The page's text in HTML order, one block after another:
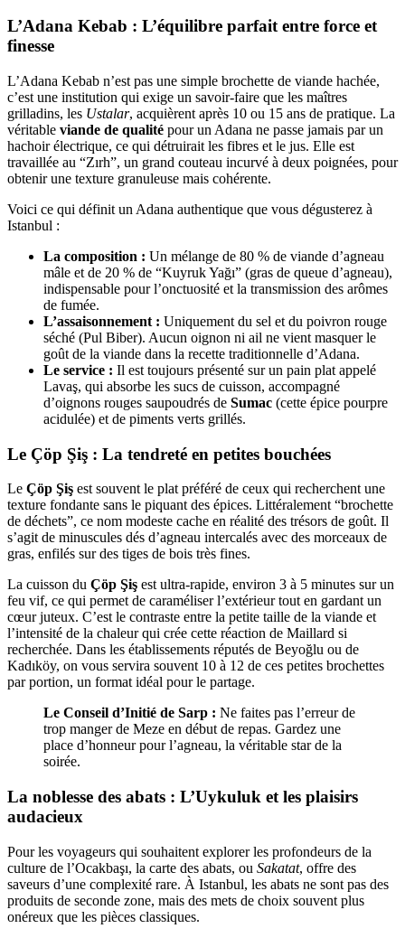
L’Adana Kebab : L’équilibre parfait entre force et
finesse
L’Adana Kebab n’est pas une simple brochette de viande hachée,
c’est une institution qui exige un savoir-faire que les maîtres
grilladins, les Ustalar, acquièrent après 10 ou 15 ans de pratique. La
véritable viande de qualité pour un Adana ne passe jamais par un
hachoir électrique, ce qui détruirait les fibres et le jus. Elle est
travaillée au “Zırh”, un grand couteau incurvé à deux poignées, pour
obtenir une texture granuleuse mais cohérente.
Voici ce qui définit un Adana authentique que vous dégusterez à
Istanbul :
La composition : Un mélange de 80 % de viande d’agneau
mâle et de 20 % de “Kuyruk Yağı” (gras de queue d’agneau),
indispensable pour l’onctuosité et la transmission des arômes
de fumée.
L’assaisonnement : Uniquement du sel et du poivron rouge
séché (Pul Biber). Aucun oignon ni ail ne vient masquer le
goût de la viande dans la recette traditionnelle d’Adana.
Le service : Il est toujours présenté sur un pain plat appelé
Lavaş, qui absorbe les sucs de cuisson, accompagné
d’oignons rouges saupoudrés de Sumac (cette épice pourpre
acidulée) et de piments verts grillés.
Le Çöp Şiş : La tendreté en petites bouchées
Le Çöp Şiş est souvent le plat préféré de ceux qui recherchent une
texture fondante sans le piquant des épices. Littéralement “brochette
de déchets”, ce nom modeste cache en réalité des trésors de goût. Il
s’agit de minuscules dés d’agneau intercalés avec des morceaux de
gras, enfilés sur des tiges de bois très fines.
La cuisson du Çöp Şiş est ultra-rapide, environ 3 à 5 minutes sur un
feu vif, ce qui permet de caraméliser l’extérieur tout en gardant un
cœur juteux. C’est le contraste entre la petite taille de la viande et
l’intensité de la chaleur qui crée cette réaction de Maillard si
recherchée. Dans les établissements réputés de Beyoğlu ou de
Kadıköy, on vous servira souvent 10 à 12 de ces petites brochettes
par portion, un format idéal pour le partage.
Le Conseil d’Initié de Sarp : Ne faites pas l’erreur de
trop manger de Meze en début de repas. Gardez une
place d’honneur pour l’agneau, la véritable star de la
soirée.
La noblesse des abats : L’Uykuluk et les plaisirs
audacieux
Pour les voyageurs qui souhaitent explorer les profondeurs de la
culture de l’Ocakbaşı, la carte des abats, ou Sakatat, offre des
saveurs d’une complexité rare. À Istanbul, les abats ne sont pas des
produits de seconde zone, mais des mets de choix souvent plus
onéreux que les pièces classiques.